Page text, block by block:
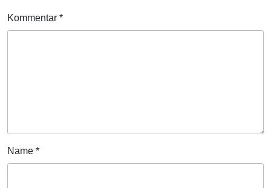
Kommentar *
Name *